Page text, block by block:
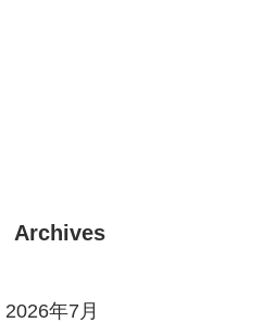
Archives
2026年7月